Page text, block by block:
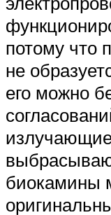
потому что
не
его можно
биокамины